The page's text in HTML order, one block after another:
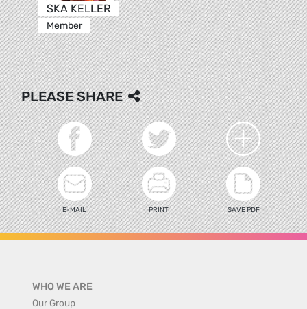
SKA KELLER
Member
PLEASE SHARE
E-MAIL PRINT SAVE PDF
WHO WE ARE
Our Group